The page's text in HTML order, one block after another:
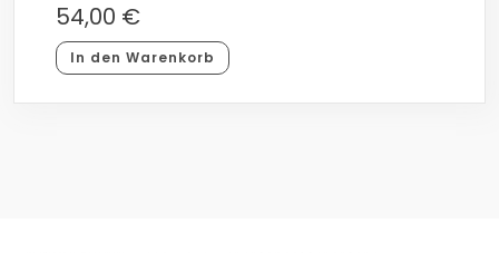
54,00 €
In den Warenkorb